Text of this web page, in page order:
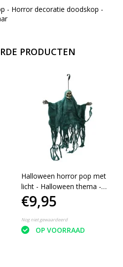
- Horror decoratie doodskop -
PRODUCTEN
Halloween horror pop met
licht - Halloween thema -
Hangend Skelet- 55 cm -
Turquoise
€9,95
Nog niet gewaardeerd
OP VOORRAAD